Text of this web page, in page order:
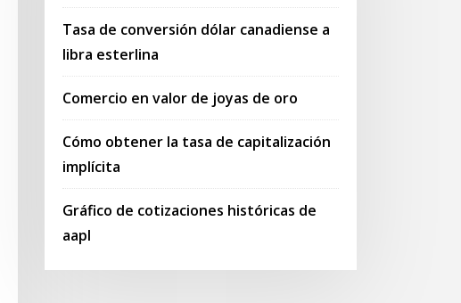
Tasa de conversión dólar canadiense a
libra esterlina
Comercio en valor de joyas de oro
Cómo obtener la tasa de capitalización
implícita
Gráfico de cotizaciones históricas de
aapl